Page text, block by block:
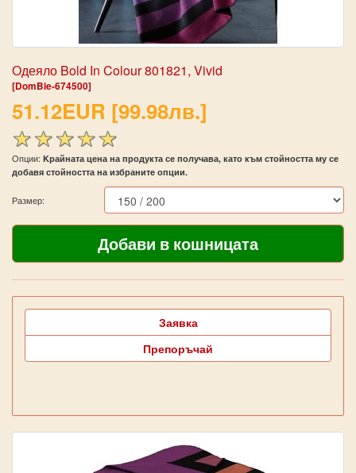
Одеяло Bold In Colour 801821, Vivid
[DomBie-674500]
51.12EUR [99.98лв.]
Опции: Kрайната цена на продукта се получава, като към стойността му се
добавя стойността на избраните опции.
Размер:
Заявка
Препоръчай